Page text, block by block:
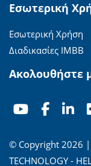
Εσωτερική
Εσωτερική Χρήση
Διαδικασίες ΙΜΒΒ
Ακολουθήστε
© Copyright 2026 |
TECHNOLOGY -